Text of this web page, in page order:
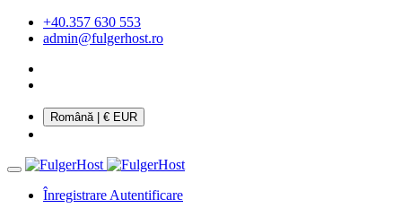
+40.357 630 553
admin@fulgerhost.ro
Română| € EUR
Înregistrare Autentificare